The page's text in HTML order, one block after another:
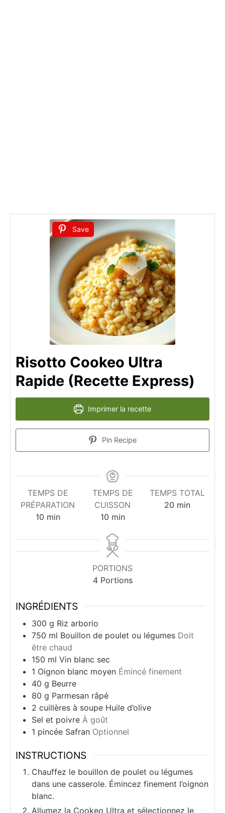
Save
Risotto Cookeo Ultra
Rapide (Recette Express)
Imprimer la recette
Pin Recipe
TEMPS DE
PRÉPARATION
10minutes
min
TEMPS DE
CUISSON
10minutes
min
TEMPS TOTAL
20minutes
min
PORTIONS
4 Portions
INGRÉDIENTS
300 g Riz arborio
750 ml Bouillon de poulet ou légumes Doit
être chaud
150 ml Vin blanc sec
1 Oignon blanc moyen Émincé finement
40 g Beurre
80 g Parmesan râpé
2 cuillères à soupe Huile d’olive
Sel et poivre À goût
1 pincée Safran Optionnel
INSTRUCTIONS
Chauffez le bouillon de poulet ou légumes
dans une casserole. Émincez finement l’oignon
blanc.
Allumez la Cookeo Ultra et sélectionnez le